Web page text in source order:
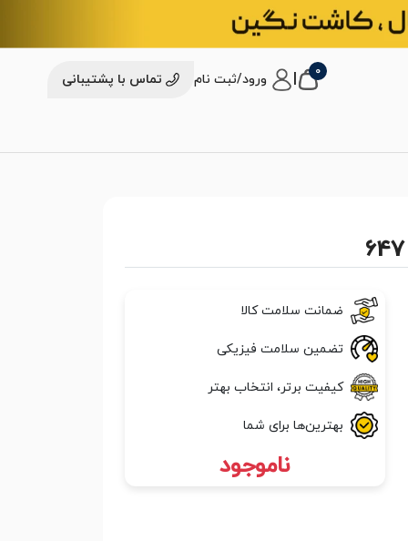
0 ورود/ثبت نام تماس با پشتیبانی
ضمانت سلامت کالا
تضمین سلامت فیزیکی
کیفیت برتر، انتخاب بهتر
بهترین‌ها برای شما
ناموجود